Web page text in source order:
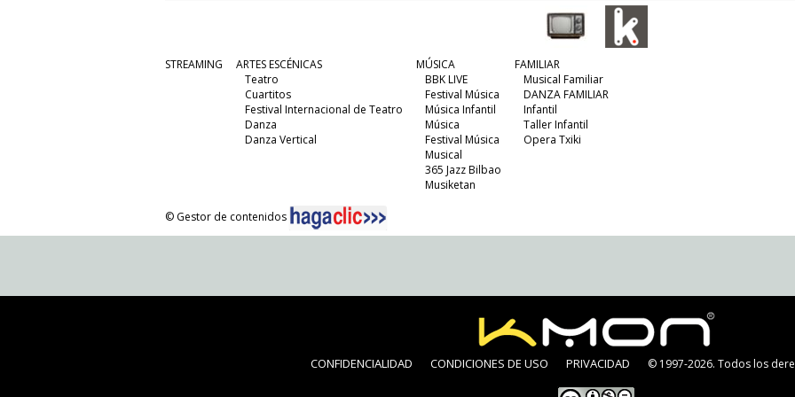
STREAMING
ARTES ESCÉNICAS
Teatro
Cuartitos
Festival Internacional de Teatro
Danza
Danza Vertical
MÚSICA
BBK LIVE
Festival Música
Música Infantil
Música
Festival Música
Musical
365 Jazz Bilbao
Musiketan
FAMILIAR
Musical Familiar
DANZA FAMILIAR
Infantil
Taller Infantil
Opera Txiki
© Gestor de contenidos
CONFIDENCIALIDAD CONDICIONES DE USO PRIVACIDAD © 1997-2026. Todos los